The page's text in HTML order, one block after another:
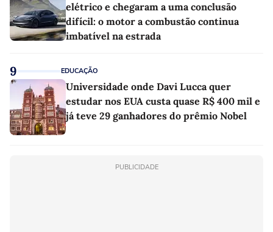
elétrico e chegaram a uma conclusão
difícil: o motor a combustão continua
imbatível na estrada
9 EDUCAÇÃO
Universidade onde Davi Lucca quer
estudar nos EUA custa quase R$ 400 mil e
já teve 29 ganhadores do prêmio Nobel
PUBLICIDADE